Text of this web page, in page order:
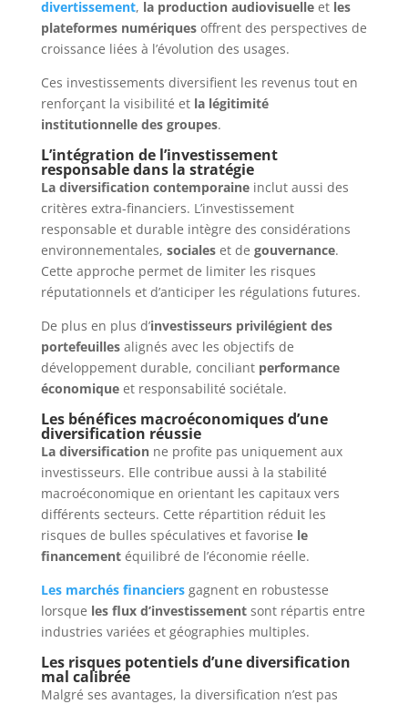
divertissement, la production audiovisuelleet les
plateformes numériquesoffrent des perspectives de
croissance liées à l’évolution des usages.
Ces investissements diversifient les revenus tout en
renforçant la visibilité et la légitimité
institutionnelle des groupes.
L’intégration de l’investissement
responsable dans la stratégie
La diversification contemporaineinclut aussi des
critères extra-financiers. L’investissement
responsable et durable intègre des considérations
environnementales, socialeset de gouvernance.
Cette approche permet de limiter les risques
réputationnels et d’anticiper les régulations futures.
De plus en plus d’investisseurs privilégient des
portefeuillesalignés avec les objectifs de
développement durable, conciliant performance
économiqueet responsabilité sociétale.
Les bénéfices macroéconomiques d’une
diversification réussie
La diversificationne profite pas uniquement aux
investisseurs. Elle contribue aussi à la stabilité
macroéconomique en orientant les capitaux vers
différents secteurs. Cette répartition réduit les
risques de bulles spéculatives et favorise le
financementéquilibré de l’économie réelle.
Les marchés financiersgagnent en robustesse
lorsque les flux d’investissementsont répartis entre
industries variées et géographies multiples.
Les risques potentiels d’une diversification
mal calibrée
Malgré ses avantages, la diversification n’est pas